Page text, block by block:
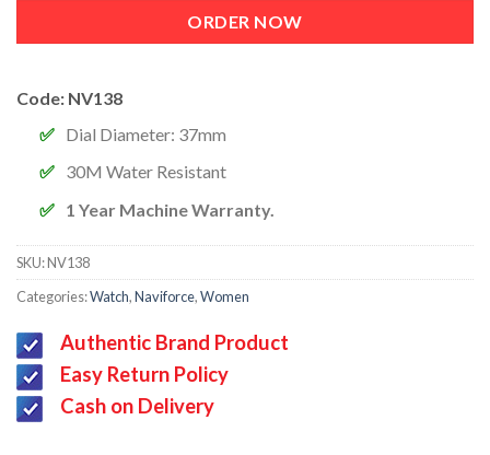
ORDER NOW
Code: NV138
Dial Diameter: 37mm
30M Water Resistant
1 Year Machine Warranty.
SKU:NV138
Categories:Watch,Naviforce,Women
Authentic Brand Product
Easy Return Policy
Cash on Delivery